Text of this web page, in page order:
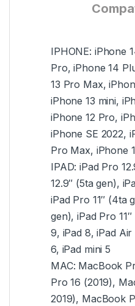
IPHONE: iPhone
Pro, iPhone 14
13 Pro Max,
iPhone 13 mini,
iPhone 12 Pro,
iPhone SE 2022,
Pro Max, iPhone
IPAD: iPad Pro
12.9″ (5ta gen),
iPad Pro 11″ (4ta
gen), iPad Pro
9, iPad 8, iPad
6, iPad mini 5
MAC: MacBook
Pro 16 (2019),
2019), MacBook